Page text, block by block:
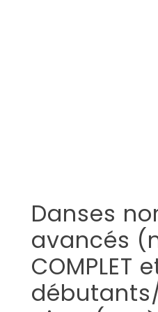
Danses
avancés
COMPLET